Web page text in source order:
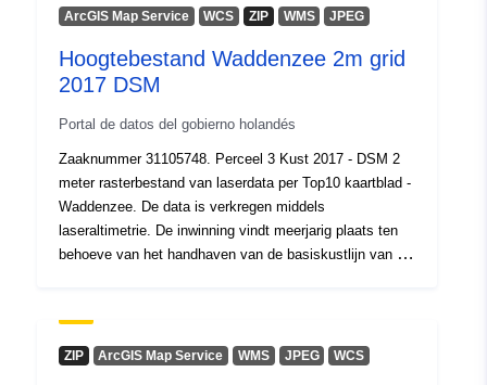
ArcGIS Map Service WCS ZIP WMS JPEG
Hoogtebestand Waddenzee 2m grid
2017 DSM
Portal de datos del gobierno holandés
Zaaknummer 31105748. Perceel 3 Kust 2017 - DSM 2
meter rasterbestand van laserdata per Top10 kaartblad -
Waddenzee. De data is verkregen middels
laseraltimetrie. De inwinning vindt meerjarig plaats ten
behoeve van het handhaven van de basiskustlijn van de
ZIP ArcGIS Map Service WMS JPEG WCS